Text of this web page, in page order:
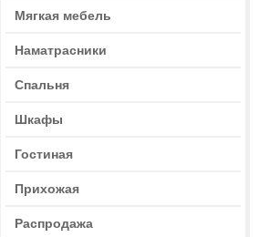
Мягкая мебель
Наматрасники
Спальня
Шкафы
Гостиная
Прихожая
Распродажа